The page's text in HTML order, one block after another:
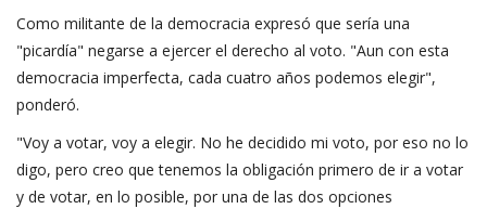
Como militante de la democracia expresó que sería una
"picardía" negarse a ejercer el derecho al voto. "Aun con esta
democracia imperfecta, cada cuatro años podemos elegir",
ponderó.
"Voy a votar, voy a elegir. No he decidido mi voto, por eso no lo
digo, pero creo que tenemos la obligación primero de ir a votar
y de votar, en lo posible, por una de las dos opciones